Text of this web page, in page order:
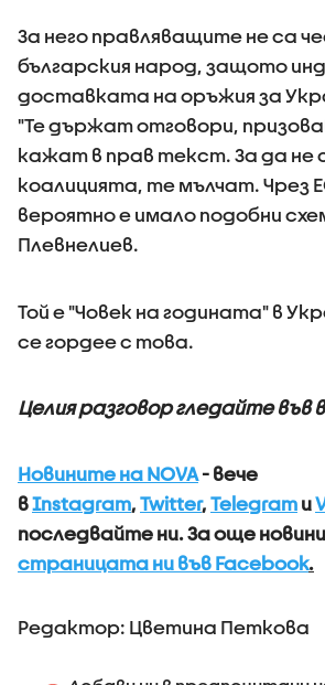
За него правляващите не са
българския народ, защото
доставката на оръжия за
"Те държат отговори,
кажат в прав текст. За да не
коалицията, те мълчат. Чрез
вероятно е имало подобни
Плевнелиев.
Той е "Човек на годината" в
се гордее с това.
Целия разговор гледайте във
Новините на NOVA- вече
вInstagram, Twitter, Telegram и
последвайте ни.За още новини
страницата ни във Facebook.
Редактор: Цветина Петкова